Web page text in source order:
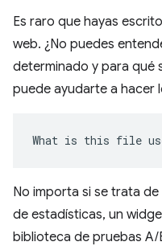
Es raro que hayas
web. ¿No puedes
determinado y para qué
puede ayudarte a hacer
What is this file
No importa si se trata
de estadísticas, un
biblioteca de pruebas A/